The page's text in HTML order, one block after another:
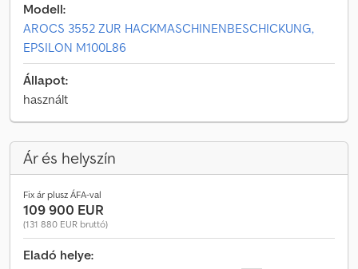
Modell:
AROCS 3552 ZUR HACKMASCHINENBESCHICKUNG,
EPSILON M100L86
Állapot:
használt
Ár és helyszín
Fix ár plusz ÁFA-val
109 900 EUR
(131 880 EUR bruttó)
Eladó helye: